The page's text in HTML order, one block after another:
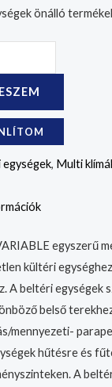
önálló
, Multi
egyszerű
kültéri
A beltéri egységek
belső
mennyezeti-
hűtésre és
A